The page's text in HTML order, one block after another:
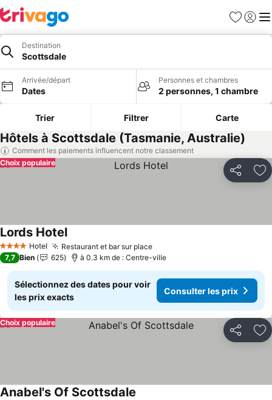
Favoris
Se
Destination
Scottsdale
Arrivée/départ
Dates
Personnes et chambres
2 personnes, 1 chambre
Trier Filtrer Carte
Hôtels à Scottsdale (Tasmanie, Australie)
Comment les paiements influencent notre classement
Partager
Choix populaire
4 Étoiles Hotel Restaurant et bar sur placeConsulter les prix
Lords HotelConsulter les prix
7,7 Bien 625 à 0.3 km de : Centre-ville
Sélectionnez des dates pour voir
les prix exacts
Consulter les prix
Partager
Choix populaire
Anabel's Of Scottsdale